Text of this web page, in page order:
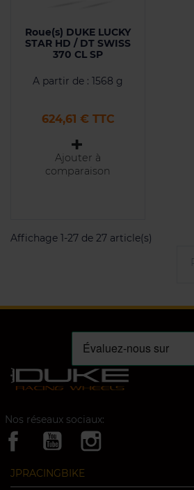
Roue(s) DUKE LUCKY
STAR HD / DT SWISS
370 CL SP
A partir de : 1568 g
Prix
624,61 € TTC
Ajouter à
comparaison
Affichage 1-27 de 27 article(s)
Nos réseaux sociaux:
JPRACINGBIKE